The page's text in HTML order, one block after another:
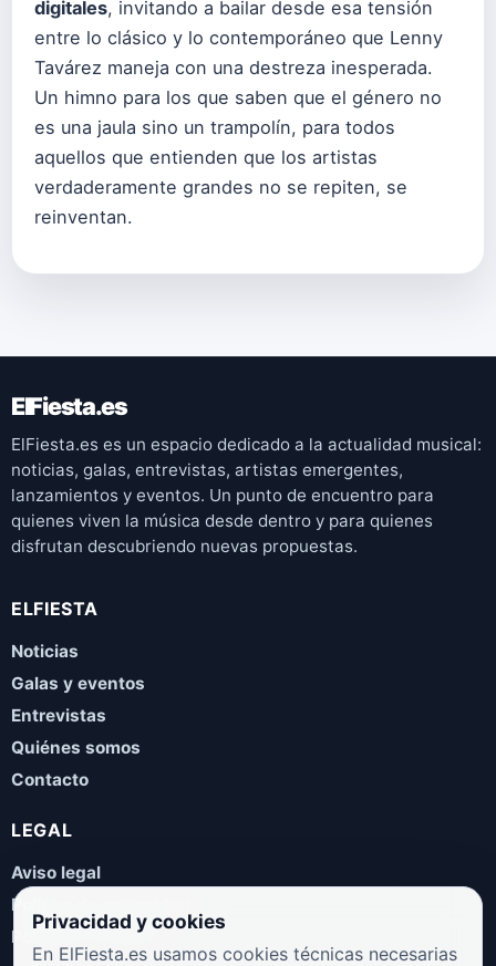
digitales, invitando a bailar desde esa tensión
entre lo clásico y lo contemporáneo que Lenny
Tavárez maneja con una destreza inesperada.
Un himno para los que saben que el género no
es una jaula sino un trampolín, para todos
aquellos que entienden que los artistas
verdaderamente grandes no se repiten, se
reinventan.
ElFiesta.es
ElFiesta.es es un espacio dedicado a la actualidad musical:
noticias, galas, entrevistas, artistas emergentes,
lanzamientos y eventos. Un punto de encuentro para
quienes viven la música desde dentro y para quienes
disfrutan descubriendo nuevas propuestas.
ELFIESTA
Noticias
Galas y eventos
Entrevistas
Quiénes somos
Contacto
LEGAL
Aviso legal
Política de privacidad
Política de cookies
Privacidad y cookies
En ElFiesta.es usamos cookies técnicas necesarias